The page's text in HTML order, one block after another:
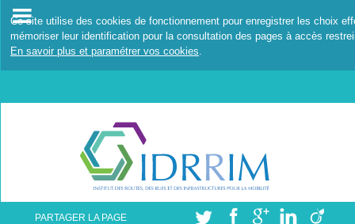
Ce site utilise des cookies de fonctionnement pour enregistrer les choix
mémoriser leur identification pour la consultation des pages à accès
En savoir plus et paramétrer vos cookies
PARTAGER LA PAGE